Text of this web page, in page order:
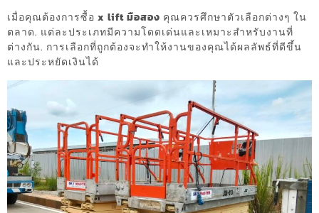
เมื่อคุณต้องการซื้อ x lift มือสอง คุณควรศึกษาตัวเลือกต่างๆ ใน
ตลาด. แต่ละประเภทมีความโดดเด่นและเหมาะสำหรับงานที่
ต่างกัน. การเลือกที่ถูกต้องจะทำให้งานของคุณได้ผลลัพธ์ที่ดีขึ้น
และประหยัดเงินได้